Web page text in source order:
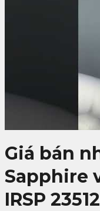
Giá bán
Sapphire
IRSP